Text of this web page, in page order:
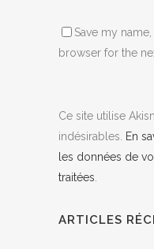
Save my
browser for the
Ce site utilise
indésirables.
En
les données de
traitées
ARTICLES